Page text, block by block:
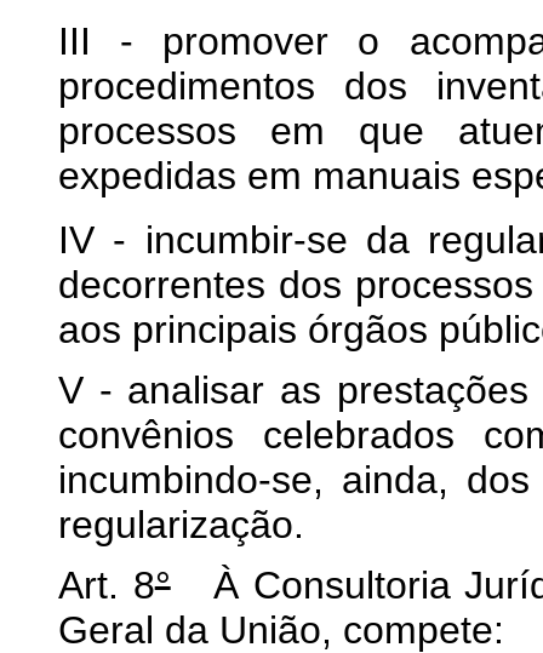
III - promover o
procedimentos dos
processos em que
expedidas em manuais
IV - incumbir-se da
decorrentes dos
aos principais órgãos
V - analisar as
convênios celebrados
incumbindo-se, ainda,
regularização.
Art. 8°À Consultoria
Geral da União, compete: